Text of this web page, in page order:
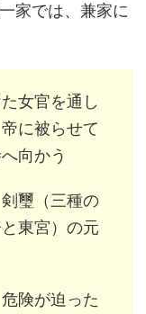
家では、兼家に
女官を通し
に被らせて
向かう
璽（三種の
東宮）の元
険が迫った